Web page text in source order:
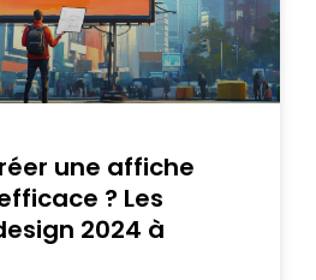
une affiche
? Les
2024 à